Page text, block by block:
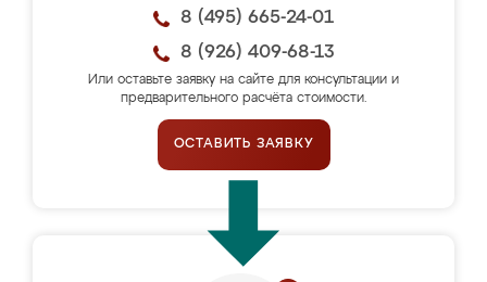
8 (495) 665-24-01
8 (926) 409-68-13
Или оставьте заявку на сайте для консультации и
предварительного расчёта стоимости.
ОСТАВИТЬ ЗАЯВКУ